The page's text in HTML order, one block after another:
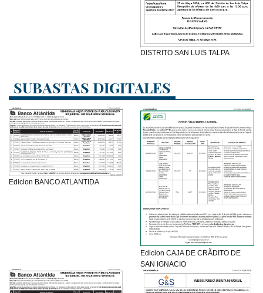
DISTRITO SAN LUIS TALPA
SUBASTAS DIGITALES
Edicion BANCO ATLANTIDA
Edicion CAJA DE CRÃDITO DE
SAN IGNACIO